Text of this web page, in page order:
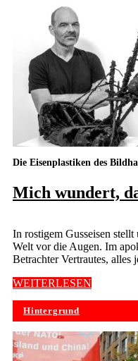
Mich wundert,
Die Eisenplastiken des
In rostigem Gusseisen
Welt vor die Augen. Im
Betrachter Vertrautes,
WEITERLESEN
Hintergrund